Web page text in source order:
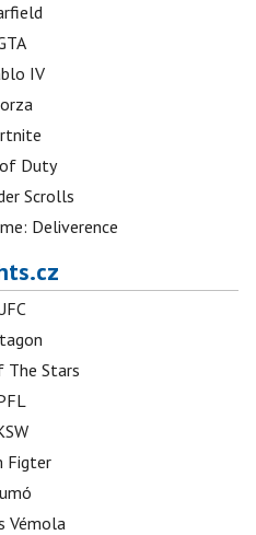
IV
Duty
Scrolls
Deliverence
The Stars
Figter
Vémola